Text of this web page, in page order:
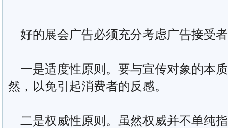
好的展会广告必须充分考虑广告接受
一是适度性原则。要与宣传对象的本
然，以免引起消费者的反感。
二是权威性原则。虽然权威并不单纯